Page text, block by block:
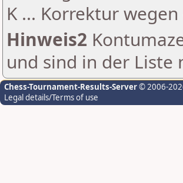
K ... Korrektur
Hinweis2
und sind in der Liste
Chess-Tournament-Results-Server© 2006-
Legal details/Terms of use